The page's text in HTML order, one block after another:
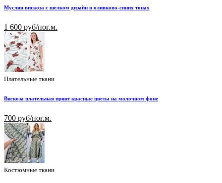
Муслин вискоза с шелком дизайн в оливково-синих тонах
1 600 руб/пог.м.
Плательные ткани
Вискоза плательная принт красные цветы на молочном фоне
700 руб/пог.м.
Костюмные ткани